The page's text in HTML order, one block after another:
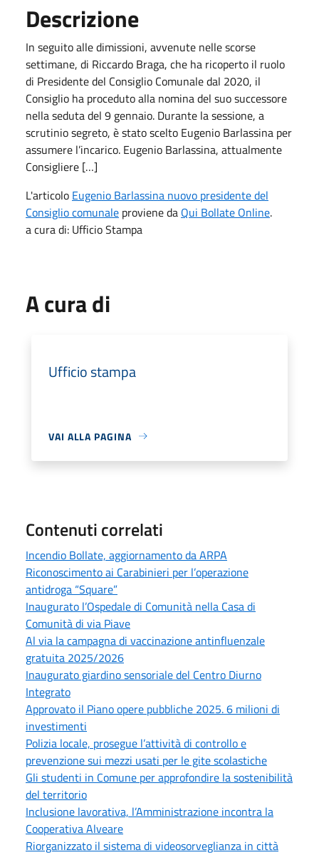
Descrizione
In seguito alle dimissioni, avvenute nelle scorse
settimane, di Riccardo Braga, che ha ricoperto il ruolo
di Presidente del Consiglio Comunale dal 2020, il
Consiglio ha proceduto alla nomina del suo successore
nella seduta del 9 gennaio. Durante la sessione, a
scrutinio segreto, è stato scelto Eugenio Barlassina per
assumere l’incarico. Eugenio Barlassina, attualmente
Consigliere […]
L'articolo Eugenio Barlassina nuovo presidente del
Consiglio comunale proviene da Qui Bollate Online.
a cura di: Ufficio Stampa
A cura di
Ufficio stampa
VAI ALLA PAGINA
Contenuti correlati
Incendio Bollate, aggiornamento da ARPA
Riconoscimento ai Carabinieri per l’operazione
antidroga “Square”
Inaugurato l’Ospedale di Comunità nella Casa di
Comunità di via Piave
Al via la campagna di vaccinazione antinfluenzale
gratuita 2025/2026
Inaugurato giardino sensoriale del Centro Diurno
Integrato
Approvato il Piano opere pubbliche 2025. 6 milioni di
investimenti
Polizia locale, prosegue l’attività di controllo e
prevenzione sui mezzi usati per le gite scolastiche
Gli studenti in Comune per approfondire la sostenibilità
del territorio
Inclusione lavorativa, l’Amministrazione incontra la
Cooperativa Alveare
Riorganizzato il sistema di videosorveglianza in città